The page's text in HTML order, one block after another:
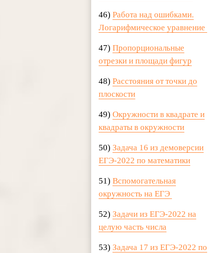
46)Работа над ошибками.
Логарифмическое уравнение
47)Пропорциональные
отрезки и площади фигур
48)Расстояния от точки до
плоскости
49)Окружности в квадрате и
квадраты в окружности
50)Задача 16 из демоверсии
ЕГЭ-2022 по математики
51)Вспомогательная
окружность на ЕГЭ
52)Задачи из ЕГЭ-2022 на
целую часть числа
53)Задача 17 из ЕГЭ-2022 по